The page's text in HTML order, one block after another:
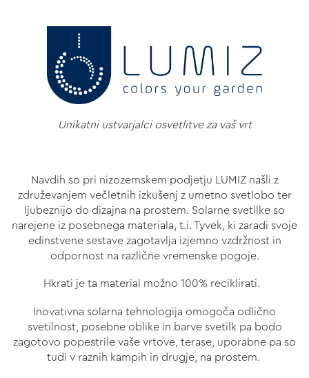
Unikatni ustvarjalci osvetlitveza vaš vrt
Navdih so pri nizozemskem podjetju LUMIZ našli z
združevanjem večletnih izkušenj z umetno svetlobo ter
ljubeznijo do dizajna na prostem. Solarne svetilke so
narejene iz posebnega materiala, t.i. Tyvek, ki zaradi svoje
edinstvene sestave zagotavlja izjemno vzdržnost in
odpornost na različne vremenske pogoje.
Hkrati je ta material možno 100% reciklirati.
Inovativna solarna tehnologija omogoča odlično
svetilnost, posebne oblike in barve svetilk pa bodo
zagotovo popestrile vaše vrtove, terase, uporabne pa so
tudi v raznih kampih in drugje, na prostem.